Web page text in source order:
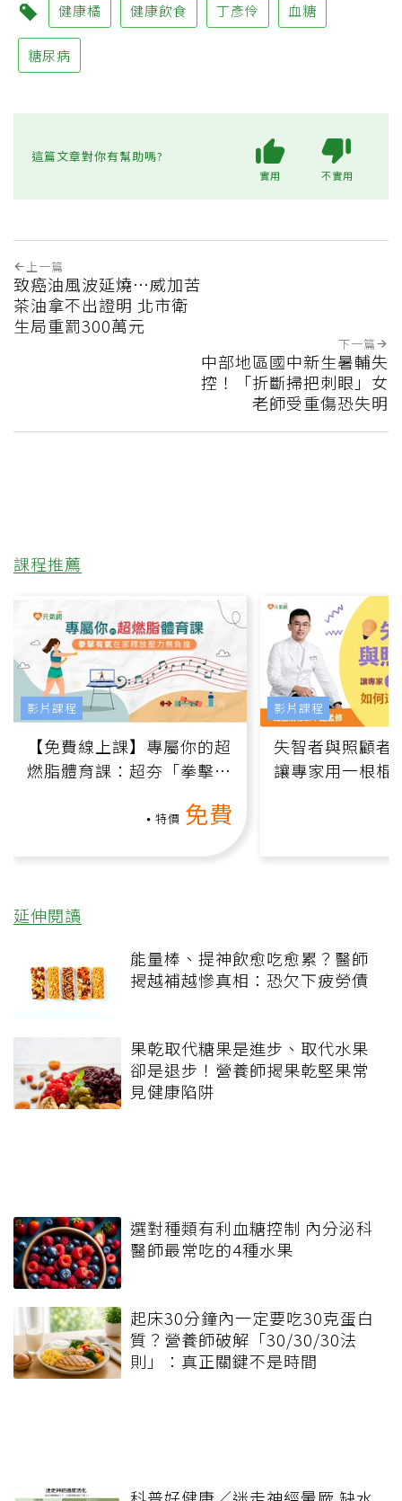
健康橘 健康飲食 丁彥伶 血糖
糖尿病
這篇文章對你有幫助嗎?
實用 不實用
上一篇
致癌油風波延燒…威加苦
茶油拿不出證明 北市衛
生局重罰300萬元
下一篇
中部地區國中新生暑輔失
控！「折斷掃把刺眼」女
老師受重傷恐失明
課程推薦
【免費線上課】專屬你的超
燃脂體育課：超夯「拳擊有
特價 免費
影片課程
失智者與照顧者
讓專家用一根棍
影片課程
延伸閱讀
能量棒、提神飲愈吃愈累？醫師
揭越補越慘真相：恐欠下疲勞債
果乾取代糖果是進步、取代水果
卻是退步！營養師揭果乾堅果常
見健康陷阱
選對種類有利血糖控制 內分泌科
醫師最常吃的4種水果
起床30分鐘內一定要吃30克蛋白
質？營養師破解「30/30/30法
則」：真正關鍵不是時間